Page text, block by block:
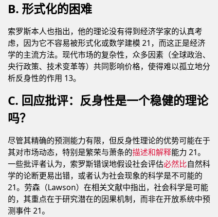
B. 形式化的困难
索罗斯本人也指出，他的理论没有得到经济学家的认真考
虑，因为它不容易被形式化或数学建模 21，而这正是经济
学的主流方法。现代市场的复杂性，众多因素（全球政治、
央行政策、技术变革等）共同影响价格，使得难以孤立地分
析反身性的作用 13。
C. 回应批评：反身性是一个稳健的理论
吗？
尽管其精确的预测能力有限，但反身性理论的优势可能在于
其对市场动态，特别是繁荣与萧条的描述和解释能力 21。
一些批评者认为，索罗斯错误地假设社会评估必然比自然科
学的论断更易出错，或者认为社会现象的科学是不可能的
21。劳森（Lawson）在相关文献中指出，社会科学是可能
的，其重点在于研究潜在的因果机制，而非在开放系统中预
测事件 21。